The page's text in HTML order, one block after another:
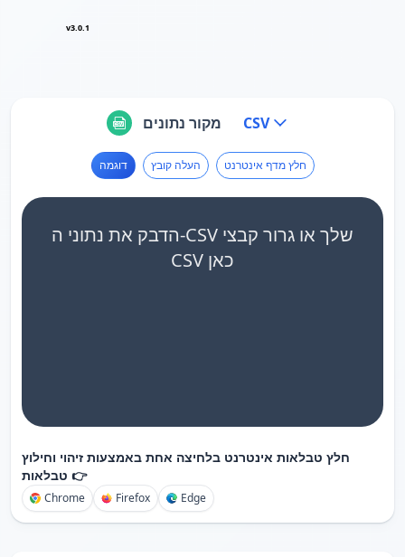
v3.0.1
מקור נתונים CSV
דוגמה העלה קובץ חלץ מדף אינטרנט
הדבק את נתוני ה-CSV שלך או גרור קבצי
CSV כאן
חלץ טבלאות אינטרנט בלחיצה אחת באמצעות זיהוי וחילוץ
טבלאות 👉
Chrome Firefox Edge